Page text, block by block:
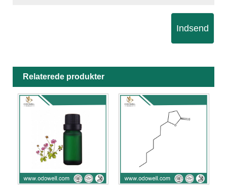
Indsend
Relaterede produkter